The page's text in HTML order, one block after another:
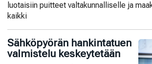
luotaisiin puitteet valtakunnalliselle ja
kaikki
Sähköpyörän hankintatuen
valmistelu keskeytetään